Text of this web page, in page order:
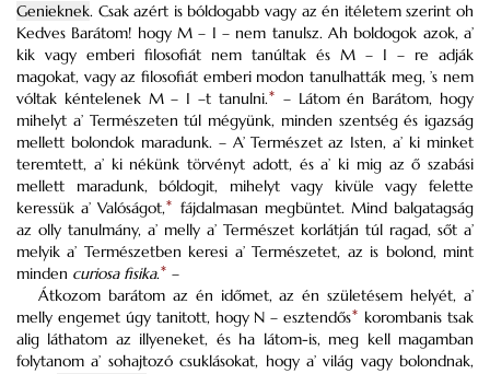
Genieknek. Csak azért is bóldogabb vagy az én itéletem szerint oh
Kedves Barátom! hogy M – I – nem tanulsz. Ah boldogok azok, a’
kik vagy emberi filosofiát nem tanúltak és M – I – re adják
magokat, vagy az filosofiát emberi modon tanulhatták meg, ’s nem
vóltak kéntelenek M – I –t tanulni.*
– Látom én Barátom, hogy
mihelyt a’ Természeten túl mégyünk, minden szentség és igazság
mellett bolondok maradunk. – A’ Természet az Isten, a’ ki minket
teremtett, a’ ki nékünk törvényt adott, és a’ ki mig az ő szabási
mellett maradunk, bóldogit, mihelyt vagy kivüle vagy felette
keressük a’ Valóságot,*
fájdalmasan megbüntet. Mind balgatagság
az olly tanulmány, a’ melly a’ Természet korlátján túl ragad, sőt a’
melyik a’ Természetben keresi a’ Természetet, az is bolond, mint
minden curiosa fisika.* –
Átkozom barátom az én időmet, az én születésem helyét, a’
melly engemet úgy tanitott, hogy N – esztendős*
korombanis tsak
alig láthatom az illyeneket, és ha látom-is, meg kell magamban
folytanom a’ sohajtozó csuklásokat, hogy a’ világ vagy bolondnak,